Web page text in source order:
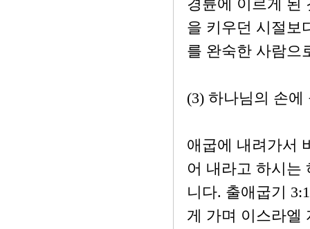
경륜에 이르게 된
을 키우던 시절보
를 완숙한 사람으
(3) 하나님의 손에
애굽에 내려가서
어 내라고 하시는
니다. 출애굽기
게 가며 이스라엘